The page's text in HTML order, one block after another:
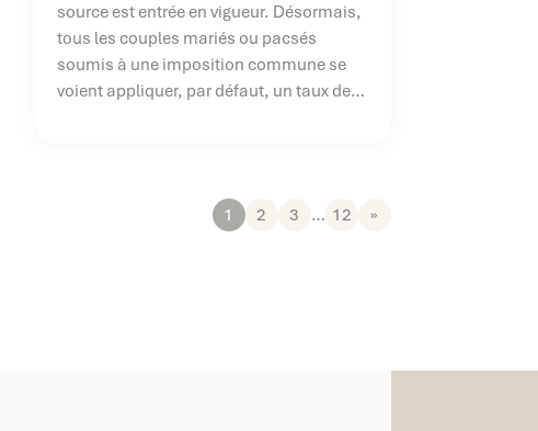
source est entrée en vigueur. Désormais,
tous les couples mariés ou pacsés
soumis à une imposition commune se
voient appliquer, par défaut, un taux de
en tenant compte de leurs revenus
1 2 3 … 12 »